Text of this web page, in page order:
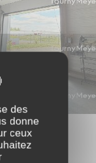
des
donne
ceux